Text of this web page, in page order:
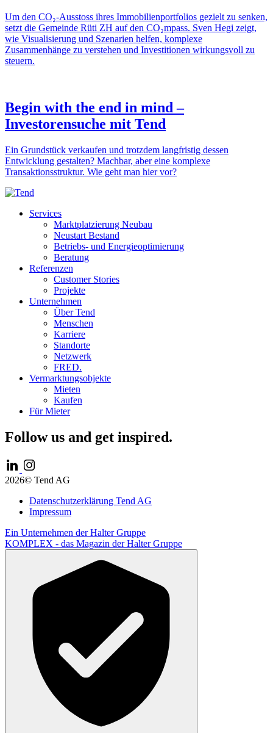
Um den CO₂-Ausstoss ihres Immobilienportfolios gezielt zu senken,
setzt die Gemeinde Rüti ZH auf den CO₂mpass. Sven Hegi zeigt,
wie Visualisierung und Szenarien helfen, komplexe
Zusammenhänge zu verstehen und Investitionen wirkungsvoll zu
steuern.
Begin with the end in mind –
Investorensuche mit Tend
Ein Grundstück verkaufen und trotzdem langfristig dessen
Entwicklung gestalten? Machbar, aber eine komplexe
Transaktionsstruktur. Wie geht man hier vor?
Services
Marktplatzierung Neubau
Neustart Bestand
Betriebs- und Energieoptimierung
Beratung
Referenzen
Customer Stories
Projekte
Unternehmen
Über Tend
Menschen
Karriere
Standorte
Netzwerk
FRED.
Vermarktungsobjekte
Mieten
Kaufen
Für Mieter
Follow us and get inspired.
2026© Tend AG
Datenschutzerklärung Tend AG
Impressum
Ein Unternehmen derHalter Gruppe
KOMPLEX - das Magazin der Halter Gruppe